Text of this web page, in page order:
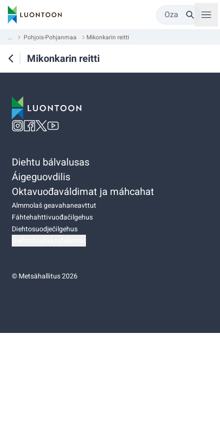
Oza
... Pohjois-Pohjanmaa Mikonkarin reitti
Mikonkarin reitti
Diehtu bálvalusas
Áigeguovdilis
Oktavuođaváldimat ja máhcahat
Almmolaš geavahaneavttut
Fáhtehahttivuođačilgehus
Diehtosuodječilgehus
©Metsähallitus 2026